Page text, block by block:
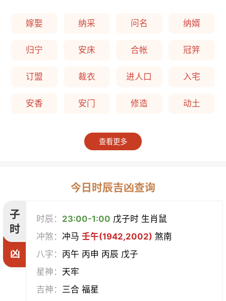
嫁娶 纳采 问名 纳婿
归宁 安床 合帐 冠笄
订盟 裁衣 进人口 入宅
安香 安门 修造 动土
平治道涂 造桥
造仓 修饰垣墙 造船
造畜稠 盖屋
查看更多
今日时辰吉凶查询
子
时
凶
时辰： 23:00-1:00 戊子时 生肖鼠
冲煞：冲马壬午(1942,2002) 煞南
八字： 丙午 丙申 丙辰 戊子
星神： 天牢
吉神： 三合 福星